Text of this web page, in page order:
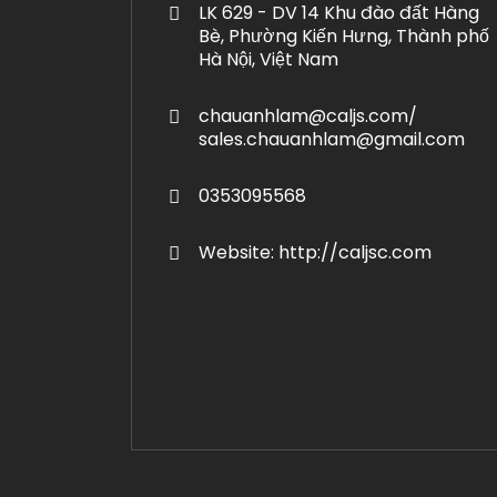
LK 629 - DV 14 Khu đào đất Hàng
Bè, Phường Kiến Hưng, Thành phố
Hà Nội, Việt Nam
chauanhlam@caljs.com/
sales.chauanhlam@gmail.com
0353095568
Website: http://caljsc.com